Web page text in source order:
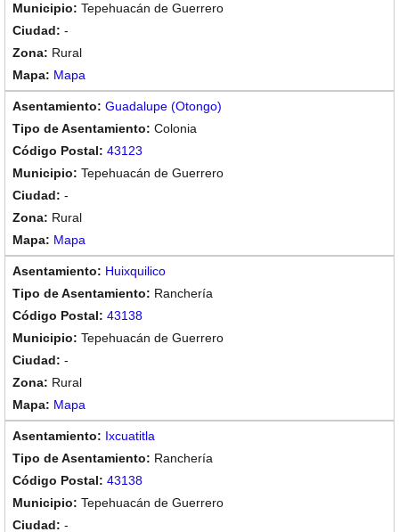
Tepehuacán de Guerrero
-
Rural
Mapa
Guadalupe (Otongo)
Colonia
43123
Tepehuacán de Guerrero
-
Rural
Mapa
Huixquilico
Ranchería
43138
Tepehuacán de Guerrero
-
Rural
Mapa
Ixcuatitla
Ranchería
43138
Tepehuacán de Guerrero
-